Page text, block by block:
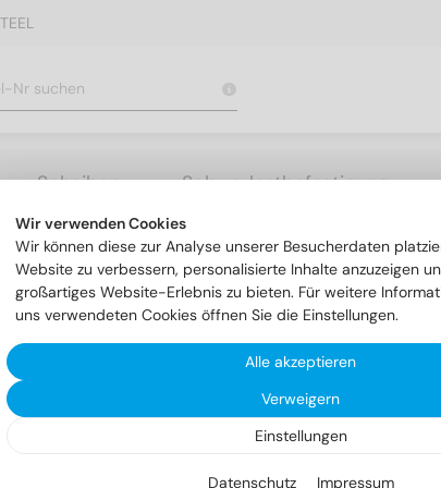
Scheiben Schwerlastbefestigung
mit Schlitz DIN 963 A4 M 2X35
35
Wir verwenden Cookies
Wir können diese zur Analyse unserer Besucherdaten
Website zu verbessern, personalisierte Inhalte anzuzeigen
großartiges Website-Erlebnis zu bieten. Für weitere
uns verwendeten Cookies öffnen Sie die Einstellungen.
Alle akzeptieren
Verweigern
Einstellungen
Datenschutz Impressum